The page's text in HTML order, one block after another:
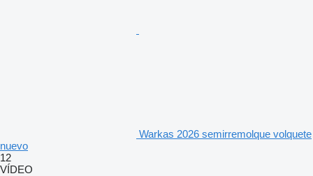
Warkas 2026 semirremolque volquete
nuevo
12
VÍDEO